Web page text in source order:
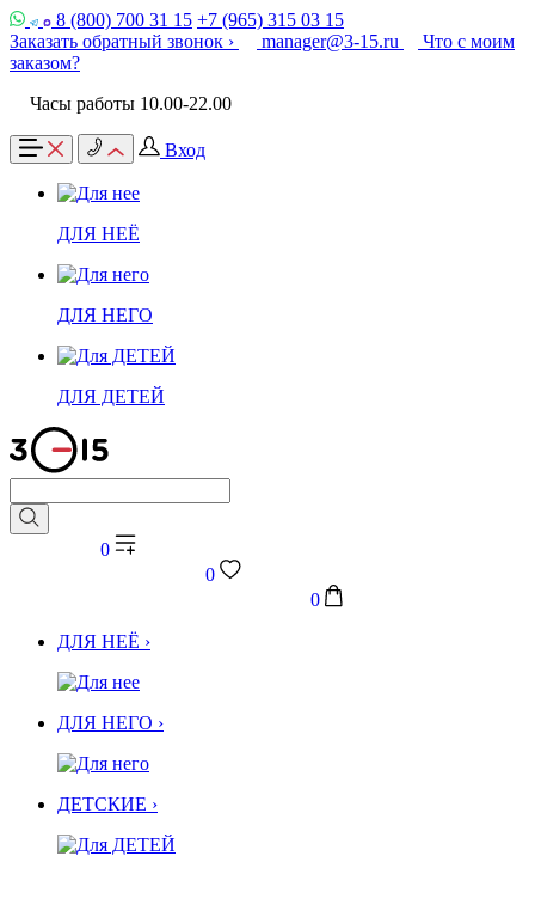
8 (800) 700 31 15 +7 (965) 315 03 15
Заказать обратный звонок ›
manager@3-15.ru
Что с моим
заказом?
Часы работы 10.00-22.00
Вход
ДЛЯ НЕЁ
ДЛЯ НЕГО
ДЛЯ ДЕТЕЙ
0
0
0
ДЛЯ НЕЁ ›
ДЛЯ НЕГО ›
ДЕТСКИЕ ›